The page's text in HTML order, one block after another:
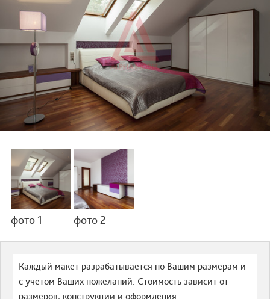
фото 1 фото 2
Каждый макет разрабатывается по Вашим размерам и
с учетом Ваших пожеланий. Стоимость зависит от
размеров, конструкции и оформления.